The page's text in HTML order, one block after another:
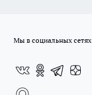
Мы в социальных сетях